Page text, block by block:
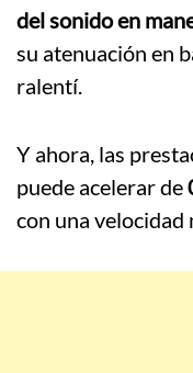
del sonido en
su atenuación en
ralentí.
Y ahora, las
puede acelerar de
con una